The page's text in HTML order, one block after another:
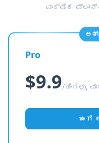
ವಾರ್ಷಿಕ
Pro
$9.9/ತಿಂಗಳು,
ಈಗ